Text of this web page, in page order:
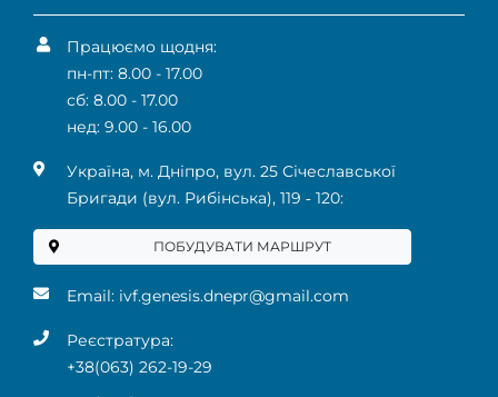
Працюємо щодня:
пн-пт: 8.00 - 17.00
сб: 8.00 - 17.00
нед: 9.00 - 16.00
Українa, м. Дніпро, вул. 25 Січеславської
Бригади (вул. Рибінська), 119 ‑ 120:
ПОБУДУВАТИ МАРШРУТ
Email: ivf.genesis.dnepr@gmail.com
Реєстратура:
+38(063) 262-19-29